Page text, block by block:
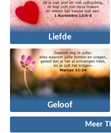
Liefde
Geloof
Meer